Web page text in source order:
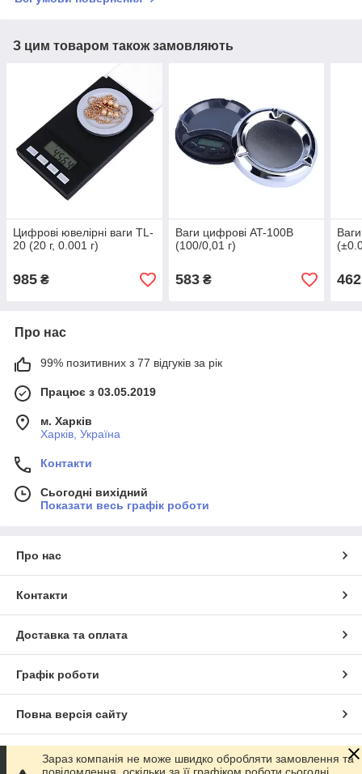
З цим товаром також замовляють
Цифрові ювелірні ваги TL-
20 (20 г, 0.001 г)
985 ₴
Ваги цифрові AT-100B
(100/0,01 г)
583₴ 462
Про нас
99% позитивних з 77 відгуків за рік
Працює з 03.05.2019
м. Харків
Харків, Україна
Контакти
Сьогодні вихідний
Показати весь графік роботи
Про нас
Контакти
Доставка та оплата
Графік роботи
Повна версія сайту
Сайт створено на маркетплейсіProm.ua
Зараз компанія не може швидко обробляти замовлення та